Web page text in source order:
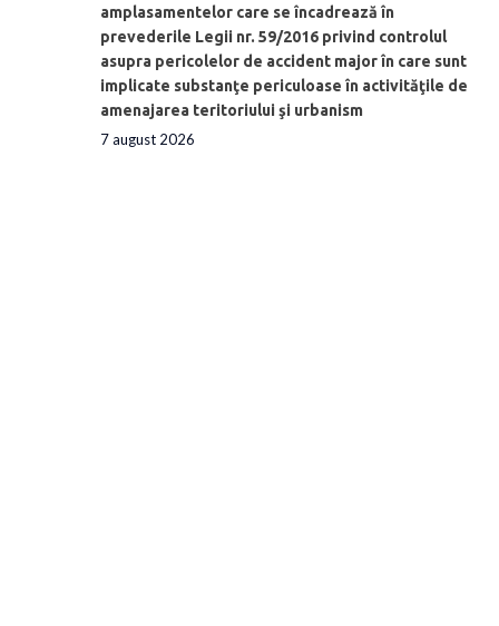
amplasamentelor care se încadrează în
prevederile Legii nr. 59/2016 privind controlul
asupra pericolelor de accident major în care sunt
implicate substanţe periculoase în activităţile de
amenajarea teritoriului şi urbanism
7 august 2026